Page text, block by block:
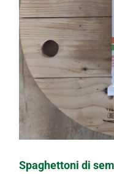
Spaghettoni di